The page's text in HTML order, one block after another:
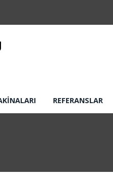
REFERANSLAR